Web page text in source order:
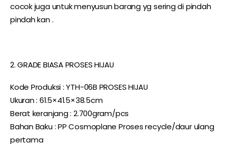
cocok juga untuk menyusun barang yg sering di pindah
pindah kan .
2. GRADE BIASA PROSES HIJAU
Kode Produksi : YTH-06B PROSES HIJAU
Ukuran : 61.5×41.5×38.5cm
Berat keranjang : 2.700gram/pcs
Bahan Baku : PP Cosmoplane Proses recycle/daur ulang
pertama